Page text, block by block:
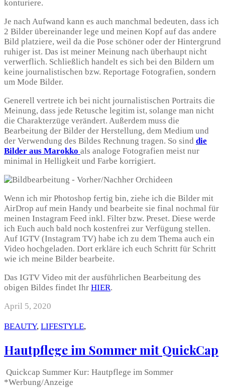
konturiere.
Je nach Aufwand kann es auch manchmal bedeuten, dass ich
2 Bilder übereinander lege und meinen Kopf auf das andere
Bild platziere, weil da die Pose schöner oder der Hintergrund
ruhiger ist. Das ist meiner Meinung nach überhaupt nicht
verwerflich. Schließlich handelt es sich bei den Bildern um
keine journalistischen bzw. Reportage Fotografien, sondern
um Mode Bilder.
Generell vertrete ich bei nicht journalistischen Portraits die
Meinung, dass jede Retusche legitim ist, solange man nicht
die Charakterzüge verändert. Außerdem muss die
Bearbeitung der Bilder der Herstellung, dem Medium und
der Verwendung des Bildes Rechnung tragen. So sind die
Bilder aus Marokko als analoge Fotografien meist nur
minimal in Helligkeit und Farbe korrigiert.
Wenn ich mir Photoshop fertig bin, ziehe ich die Bilder mit
AirDrop auf mein Handy und bearbeite sie final nochmal für
meinen Instagram Feed inkl. Filter bzw. Preset. Diese werde
ich Euch auch bald noch kostenfrei zur Verfügung stellen.
Auf IGTV (Instagram TV) habe ich zu dem Thema auch ein
Video hochgeladen. Dort erkläre ich euch Schritt für Schritt
wie ich meine Bilder bearbeite.
Das IGTV Video mit der ausführlichen Bearbeitung des
obigen Bildes findet Ihr HIER.
April 5, 2020
BEAUTY, LIFESTYLE,
Hautpflege im Sommer mit QuickCap
Quickcap Summer Kur: Hautpflege im Sommer
*Werbung/Anzeige